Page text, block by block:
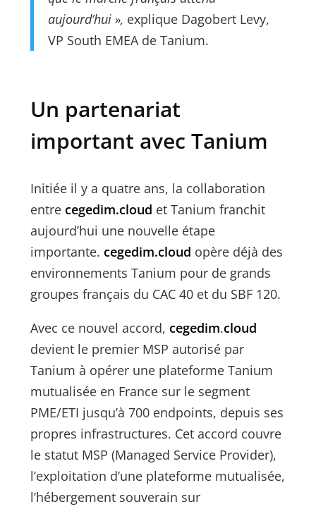
aujourd’hui », explique Dagobert Levy,
VP South EMEA de Tanium.
Un partenariat
important avec Tanium
Initiée il y a quatre ans, la collaboration
entre cegedim.cloud et Tanium franchit
aujourd’hui une nouvelle étape
importante. cegedim.cloud opère déjà des
environnements Tanium pour de grands
groupes français du CAC 40 et du SBF 120.
Avec ce nouvel accord, cegedim.cloud
devient le premier MSP autorisé par
Tanium à opérer une plateforme Tanium
mutualisée en France sur le segment
PME/ETI jusqu’à 700 endpoints, depuis ses
propres infrastructures. Cet accord couvre
le statut MSP (Managed Service Provider),
l’exploitation d’une plateforme mutualisée,
l’hébergement souverain sur